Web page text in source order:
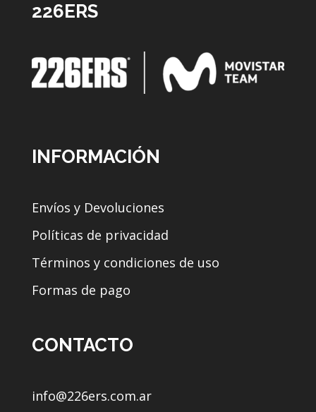
226ERS
INFORMACIÓN
Envíos y Devoluciones
Políticas de privacidad
Términos y condiciones de uso
Formas de pago
CONTACTO
info@226ers.com.ar